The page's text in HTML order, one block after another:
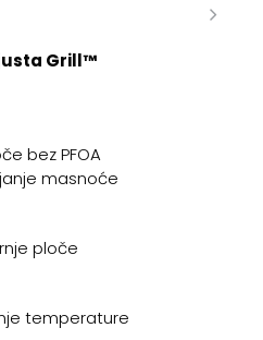
Grill™
bez PFOA
masnoće
ploče
temperature